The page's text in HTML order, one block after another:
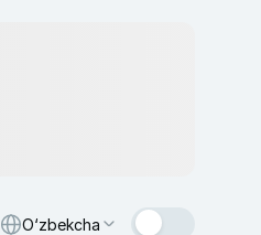
O‘zbekcha